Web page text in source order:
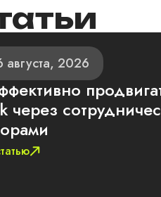
августа, 2026
через